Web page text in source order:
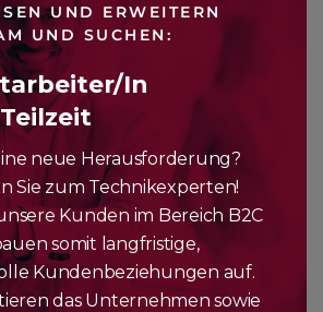
liegt mitten in der GroßlageKremser
Stolz die Hausnummer 1 und der
der bis in das Jahr 1270
besteht größtenteils
Sand. Grund genug der über 740 Jahren
SAND 1 – Kollektion, zu widmen.
UND ERWEITERN
UND SUCHEN:
In
neue Herausforderung?
Sie zum Technikexperten!
Kunden im Bereich B2C
somit langfristige,
Kundenbeziehungen auf.
das Unternehmen sowie